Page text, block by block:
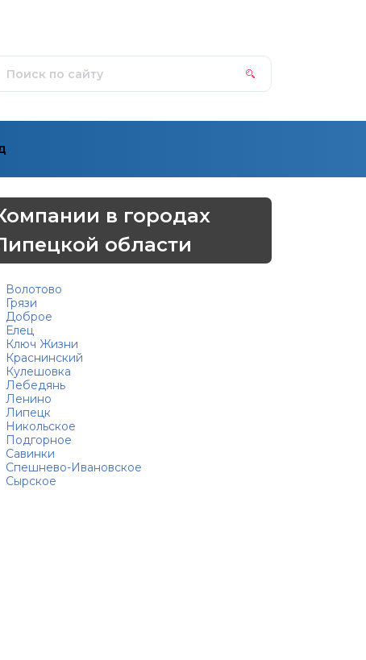
в городах
области
Волотово
Грязи
Доброе
Елец
Ключ Жизни
Краснинский
Кулешовка
Лебедянь
Ленино
Липецк
Никольское
Подгорное
Савинки
Спешнево-Ивановское
Сырское